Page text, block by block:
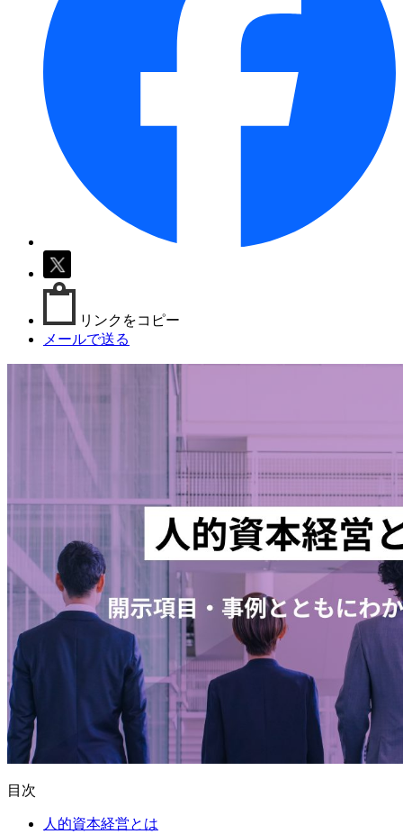
リンクをコピー
メールで送る
目次
人的資本経営とは